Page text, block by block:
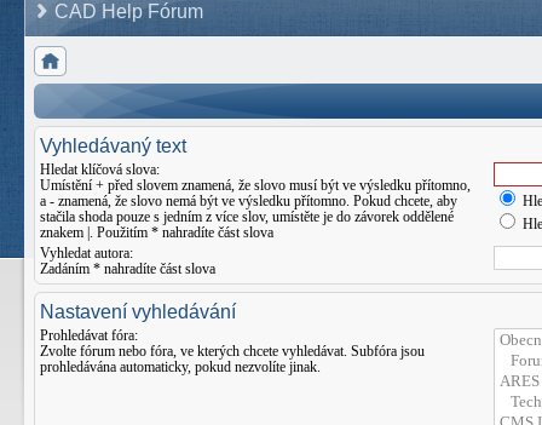
CAD Help Fórum
Vyhledávaný text
Hledat klíčová slova:
Umístění + před slovem znamená, že slovo musí být ve výsledku přítomno,
a - znamená, že slovo nemá být ve výsledku přítomno. Pokud chcete, aby
stačila shoda pouze s jedním z více slov, umístěte je do závorek oddělené
znakem . Použitím * nahradíte část slova
Vyhledat autora:
Zadáním * nahradíte část slova
Nastavení vyhledávání
Prohledávat fóra:
Zvolte fórum nebo fóra, ve kterých chcete vyhledávat. Subfóra jsou
prohledávána automaticky, pokud nezvolíte jinak.